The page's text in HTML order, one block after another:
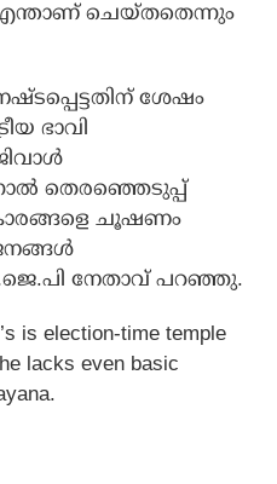
ചെയ്തതെന്നും
ശേഷം
ഭാവി
തെരഞ്ഞെടുപ്പ്
ചൂഷണം
നേതാവ് പറഞ്ഞു.
is election-time temple
lacks even basic